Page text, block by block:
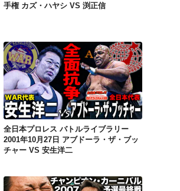
手権 カズ・ハヤシ VS 渕正信
全日本プロレス バトルライブラリー 2001年10月27日 アブドーラ・ザ・ブッチャー VS 安生洋二
全日本プロレス バトルライブラリー
2001年10月27日 アブドーラ・ザ・ブッ
チャー VS 安生洋二